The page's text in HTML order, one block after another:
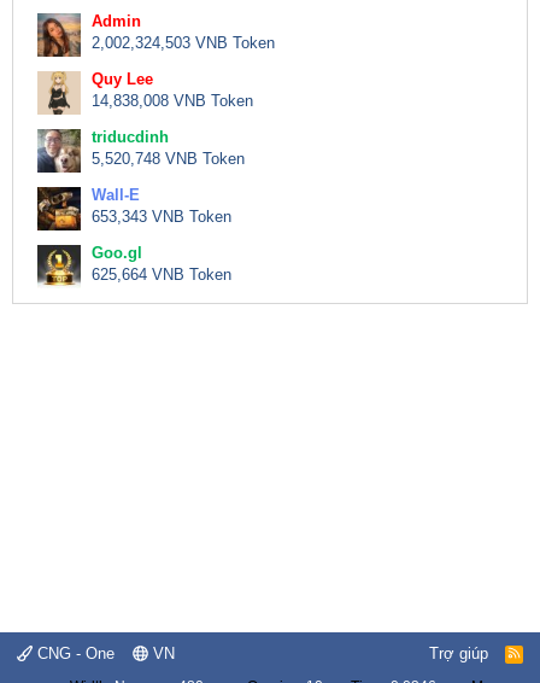
Admin
2,002,324,503 VNB Token
Quy Lee
14,838,008 VNB Token
triducdinh
5,520,748 VNB Token
Wall-E
653,343 VNB Token
Goo.gl
625,664 VNB Token
CNG - One VN Trợ giúp
R